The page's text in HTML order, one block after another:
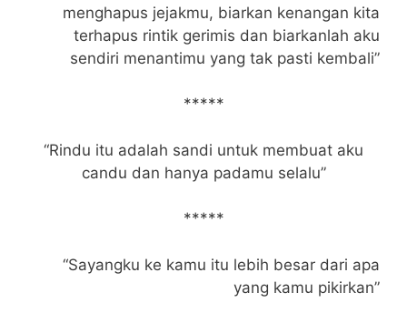
menghapus jejakmu, biarkan kenangan kita
terhapus rintik gerimis dan biarkanlah aku
sendiri menantimu yang tak pasti kembali”
*****
“Rindu itu adalah sandi untuk membuat aku
candu dan hanya padamu selalu”
*****
“Sayangku ke kamu itu lebih besar dari apa
yang kamu pikirkan”